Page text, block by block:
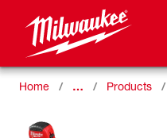
Home … Products